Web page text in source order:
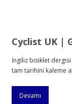
Cyclist UK |
İngiliz bisiklet dergisi
tam tarihini kaleme
Devamı